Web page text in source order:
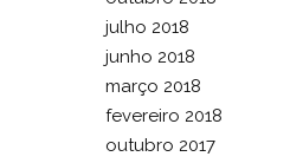
julho 2018
junho 2018
março 2018
fevereiro 2018
outubro 2017